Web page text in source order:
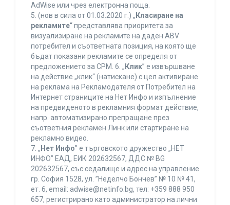
AdWise или чрез електронна поща.
5. (нов в сила от 01.03.2020 г.) „ Класиране на
рекламите“ представлява приоритета за
визуализиране на рекламите на даден ABV
потребител и съответната позиция, на която ще
бъдат показани рекламите се определя от
предложението за CPM. 6. „ Клик” е извършване
на действие „клик“ (натискане) с цел активиране
на реклама на Рекламодателя от Потребител на
Интернет страниците на Нет Инфо и изпълнение
на предвиденото в рекламния формат действие,
напр. автоматизирано препращане през
съответния рекламен Линк или стартиране на
рекламно видео.
7. „ Нет Инфо” е търговското дружество „НЕТ
ИНФО” ЕАД, ЕИК 202632567, ДДС № BG
202632567, със седалище и адрес на управление
гр. София 1528, ул. ”Неделчо Бончев” № 10 № 41,
ет. 6, еmail: adwise@netinfo.bg, тел: +359 888 950
657, регистрирано като администратор на лични